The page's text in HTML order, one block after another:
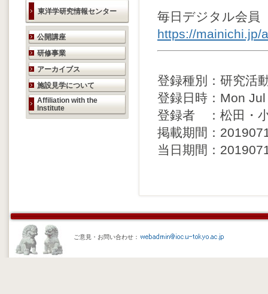
東洋学研究情報センター
研究活動のご案内
公開講座
研修事業
アーカイブス
施設見学について
Affiliation with the
Institute
毎日デジタル会員
https://mainichi.jp/
登録種別：研究活
登録日時：Mon
登録者 ：松田・
掲載期間：
当日期間：
ご意見・お問い合わせ：